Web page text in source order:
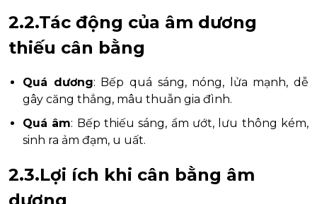
2.2.Tác động của âm dương
thiếu cân bằng
Quá dương: Bếp quá sáng, nóng, lửa mạnh, dễ
gây căng thẳng, mâu thuẫn gia đình.
Quá âm: Bếp thiếu sáng, ẩm ướt, lưu thông kém,
sinh ra ảm đạm, u uất.
2.3.Lợi ích khi cân bằng âm